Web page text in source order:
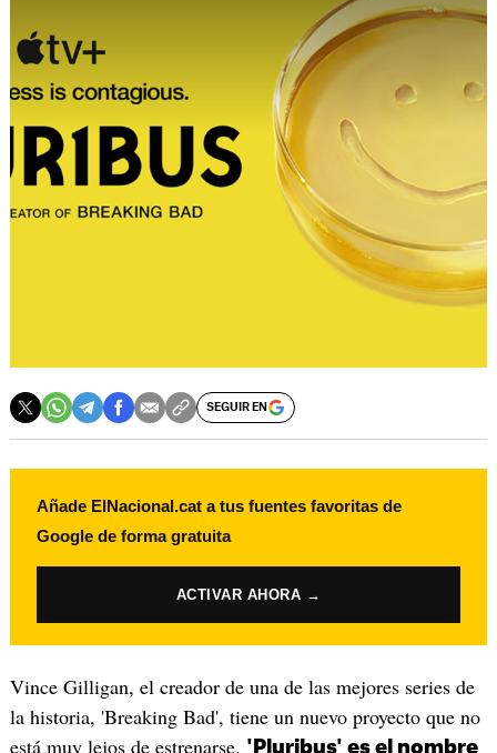
SEGUIR EN
Añade ElNacional.cat a tus fuentes favoritas de
Google de forma gratuita
ACTIVAR AHORA →
Vince Gilligan, el creador de una de las mejores series de
la historia, 'Breaking Bad', tiene un nuevo proyecto que no
está muy lejos de estrenarse. 'Pluribus' es el nombre